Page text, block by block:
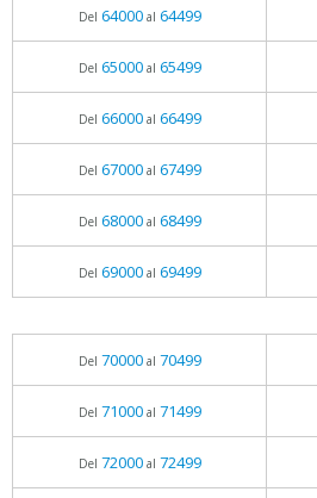
Del 64000al 64499
Del 65000al 65499
Del 66000al 66499
Del 67000al 67499
Del 68000al 68499
Del 69000al 69499
Del 70000al 70499
Del 71000al 71499
Del 72000al 72499